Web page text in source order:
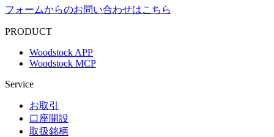
フォームからのお問い合わせはこちら
PRODUCT
Woodstock APP
Woodstock MCP
Service
お取引
口座開設
取扱銘柄